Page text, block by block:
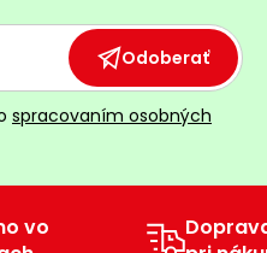
Odoberať
spracovaním osobných
vo